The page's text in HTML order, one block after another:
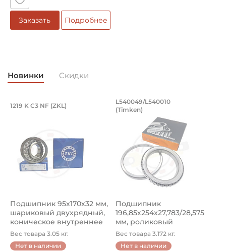
Материал:
Чугун
Страна происхождения:
Заказать Подробнее
Новинки Скидки
Подшипник 95х170х32 мм, шариковый
Подшипник 95х170х32 мм, шариковый двухрядный,
1219 K C3 NF (ZKL)
Подшипник 95х170х32 мм,
шариковый двухрядный,
коническое внутреннее
кол...
Вес товара 3.05 кг.
Нет в наличии
Подшипник
Подшипник
L540049/L540010
(Timken)
Подшипник
196,85х254х27,783/28,575
мм, роликовый
однорядный конический
...
Вес товара 3.172 кг.
Нет в наличии